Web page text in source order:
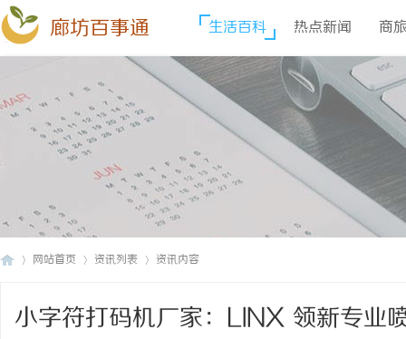
廊坊百事通 生活百科 热点新闻 商
网站首页 资讯列表 资讯内容
小字符打码机厂家：LINX 领新专业